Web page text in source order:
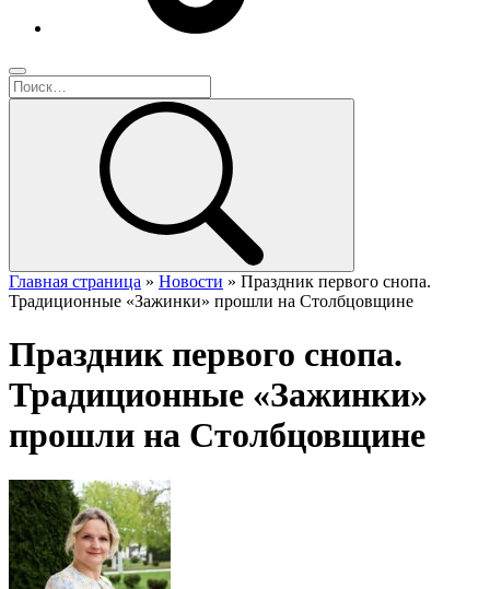
Главная страница » Новости » Праздник первого снопа.
Традиционные «Зажинки» прошли на Столбцовщине
Праздник первого снопа.
Традиционные «Зажинки»
прошли на Столбцовщине